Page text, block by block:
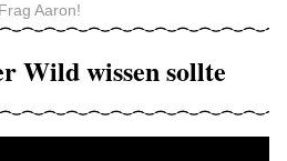
Frag Aaron!
Wild wissen sollte